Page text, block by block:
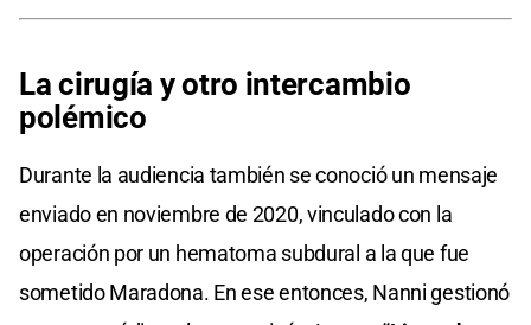
La cirugía y otro intercambio
polémico
Durante la audiencia también se conoció un mensaje
enviado en noviembre de 2020, vinculado con la
operación por un hematoma subdural a la que fue
sometido Maradona. En ese entonces, Nanni gestionó